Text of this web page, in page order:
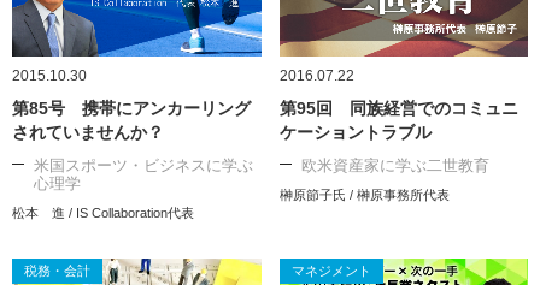
2015.10.30
第85号 携帯にアンカーリング
されていませんか？
米国スポーツ・ビジネスに学ぶ
心理学
松本 進 / IS Collaboration代表
2016.07.22
第95回 同族経営でのコミュニ
ケーショントラブル
欧米資産家に学ぶ二世教育
榊原節子氏 / 榊原事務所代表
税務・会計 マネジメント